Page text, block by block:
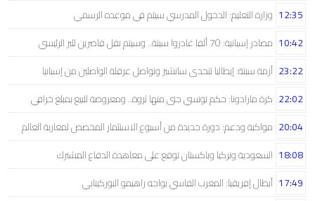
وزارة التعليم: الدخول المدرسي سیتم في موعده الرسمي 12:35
مصادر إسبانية: 70 ألفا غادروا سبتة.. وسيتم نقل قاصرين للبر الرئيسي 10:42
أزمة سبتة: إيطاليا تتحدى سانشيز وتواصل عرقلة الواصلين من إسبانيا 23:22
كرة مارادونا: حكم تونسي جنى منها ثروة.. ومعروضة للبيع بمبلغ خرافي 22:02
مواكبة ودعم: دورة جديدة من أسبوع الاستثمار المخصص لمغاربة العالم 20:04
السعودية وتركيا وباكستان توقع على معاهدة الدفاع المشترك 18:08
أبطال إفريقيا: المغرب الفاسي يواجه راهيمو البوركينابي 17:49